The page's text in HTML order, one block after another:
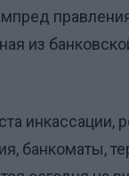
из
инкассации,
банкоматы,